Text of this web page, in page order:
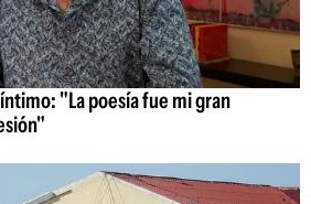
"La poesía fue mi gran